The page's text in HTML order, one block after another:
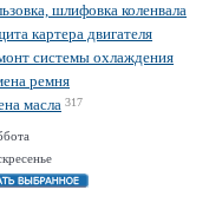
шлифовка коленвала
картера двигателя
системы охлаждения
ремня
масла 317